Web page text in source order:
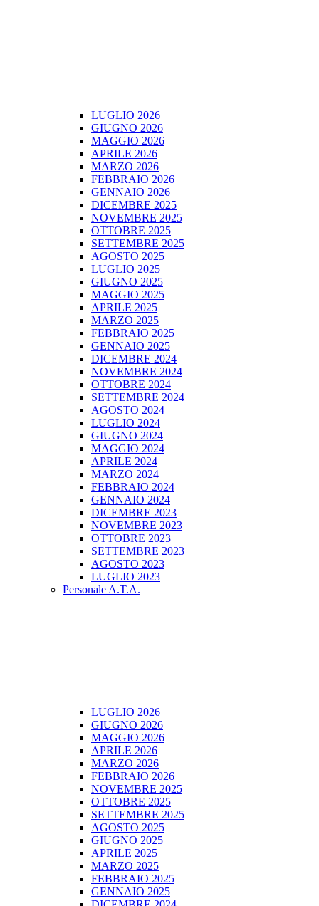
LUGLIO 2026
GIUGNO 2026
MAGGIO 2026
APRILE 2026
MARZO 2026
FEBBRAIO 2026
GENNAIO 2026
DICEMBRE 2025
NOVEMBRE 2025
OTTOBRE 2025
SETTEMBRE 2025
AGOSTO 2025
LUGLIO 2025
GIUGNO 2025
MAGGIO 2025
APRILE 2025
MARZO 2025
FEBBRAIO 2025
GENNAIO 2025
DICEMBRE 2024
NOVEMBRE 2024
OTTOBRE 2024
SETTEMBRE 2024
AGOSTO 2024
LUGLIO 2024
GIUGNO 2024
MAGGIO 2024
APRILE 2024
MARZO 2024
FEBBRAIO 2024
GENNAIO 2024
DICEMBRE 2023
NOVEMBRE 2023
OTTOBRE 2023
SETTEMBRE 2023
AGOSTO 2023
LUGLIO 2023
Personale A.T.A.
LUGLIO 2026
GIUGNO 2026
MAGGIO 2026
APRILE 2026
MARZO 2026
FEBBRAIO 2026
NOVEMBRE 2025
OTTOBRE 2025
SETTEMBRE 2025
AGOSTO 2025
GIUGNO 2025
APRILE 2025
MARZO 2025
FEBBRAIO 2025
GENNAIO 2025